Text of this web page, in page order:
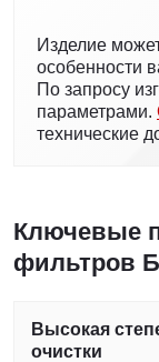
Изделие
особенности
По запросу
параметрами.
технические
Ключевые
фильтров
Высокая
очистки